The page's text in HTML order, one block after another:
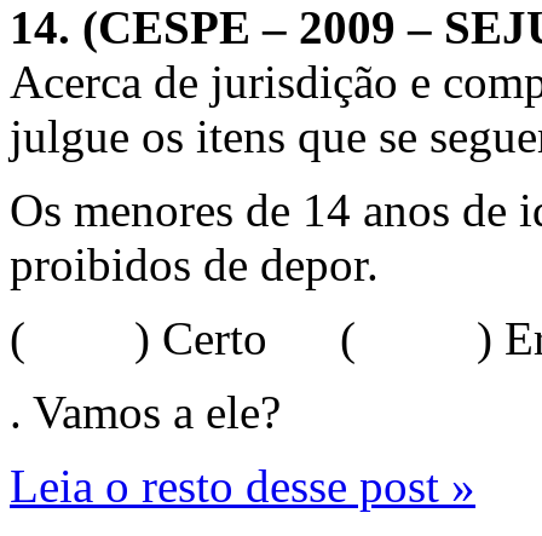
14. (CESPE – 2009 –
Acerca de jurisdição e
julgue os itens que se
Os menores de 14 anos de
proibidos de depor.
( ) Certo ( )
. Vamos a ele?
Leia o resto desse post »